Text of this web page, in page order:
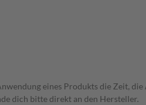
eines Produkts die Zeit,
dich bitte direkt an den Hersteller.